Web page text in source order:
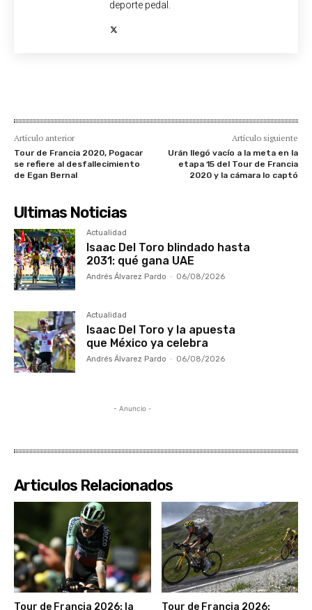
deporte pedal.
Artículo anterior
Tour de Francia 2020, Pogacar
se refiere al desfallecimiento
de Egan Bernal
Artículo siguiente
Urán llegó vacío a la meta en la
etapa 15 del Tour de Francia
2020 y la cámara lo captó
Ultimas Noticias
Actualidad
Isaac Del Toro blindado hasta
2031: qué gana UAE
Andrés Álvarez Pardo - 06/08/2026
Actualidad
Isaac Del Toro y la apuesta
que México ya celebra
Andrés Álvarez Pardo - 06/08/2026
- Anuncio -
Articulos Relacionados
Tour de Francia 2026: la
Tour de Francia 2026: